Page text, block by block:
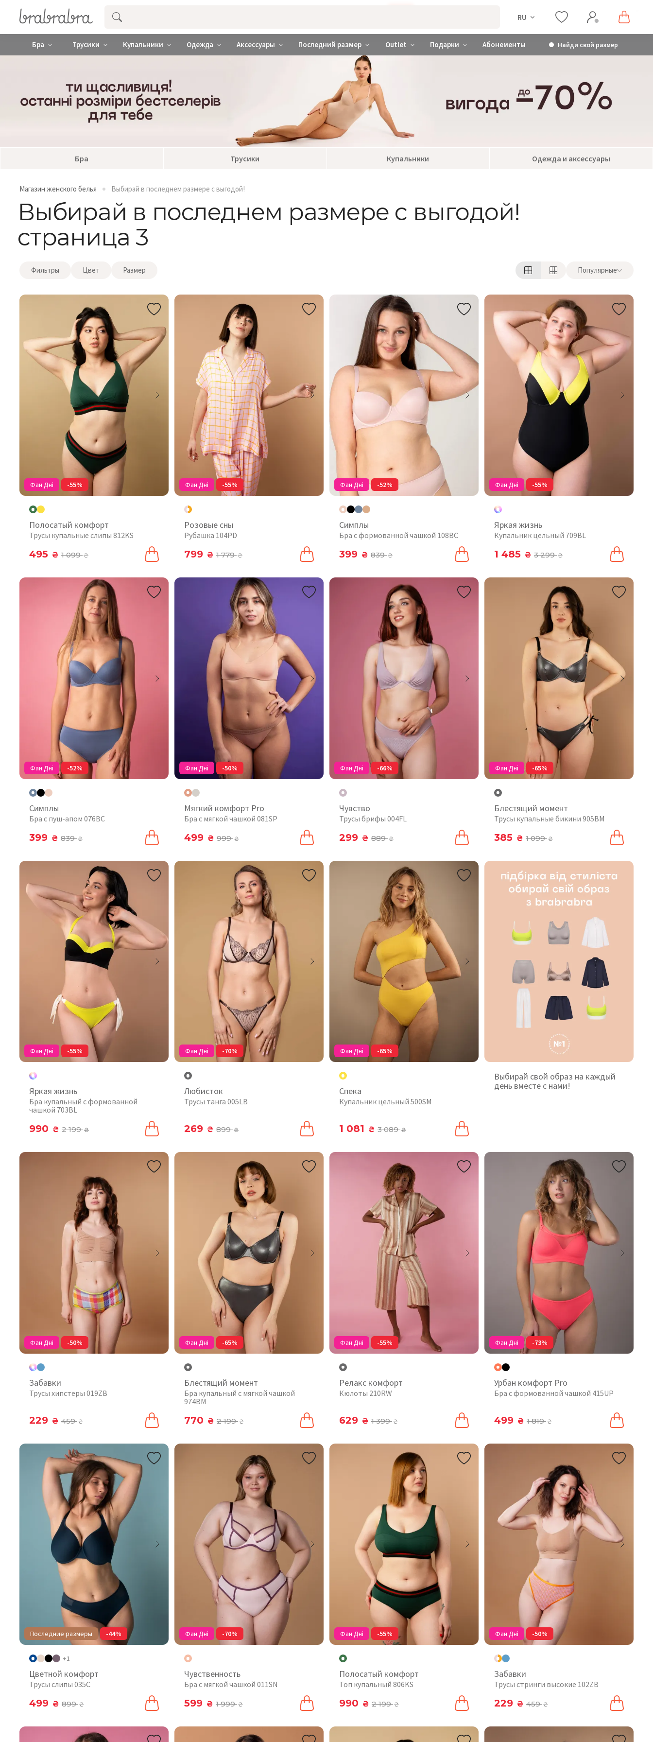
Купить нижнее женское белье ❤️ brabrabra ❤️ Киев и Украина RU
Бра Трусики Купальники Одежда Аксессуары Последний размер Outlet Подарки Абонементы Найди свой размер
Бра Трусики Купальники Одежда и аксессуары
Магазин женского белья Выбирай в последнем размере с выгодой!
Выбирай в последнем размере с выгодой!
страница 3
Фильтры Цвет Размер Популярные
Фан Дні -55%
Полосатый комфорт
Трусы купальные слипы 812KS
495 ₴ 1 099₴
Фан Дні -55%
Розовые сны
Рубашка 104PD
799 ₴ 1 779₴
Фан Дні -52%
Симплы
Бра с формованной чашкой 108BC
399 ₴ 839₴
Фан Дні -55%
Яркая жизнь
Купальник цельный 709BL
1 485 ₴ 3 299₴
Фан Дні -52%
Симплы
Бра с пуш-апом 076BC
399 ₴ 839₴
Фан Дні -50%
Мягкий комфорт Pro
Бра с мягкой чашкой 081SP
499 ₴ 999₴
Фан Дні -66%
Чувство
Трусы брифы 004FL
299 ₴ 889₴
Фан Дні -65%
Блестящий момент
Трусы купальные бикини 905BM
385 ₴ 1 099₴
Фан Дні -55%
Яркая жизнь
Бра купальный с формованной
чашкой 703BL
990 ₴ 2 199₴
Фан Дні -70%
Любисток
Трусы танга 005LB
269 ₴ 899₴
Фан Дні -65%
Спека
Купальник цельный 500SM
1 081 ₴ 3 089₴
Выбирай свой образ на каждый
день вместе с нами!
Фан Дні -50%
Забавки
Трусы хипстеры 019ZB
229 ₴ 459₴
Фан Дні -65%
Блестящий момент
Бра купальный с мягкой чашкой
974BM
770 ₴ 2 199₴
Фан Дні -55%
Релакс комфорт
Кюлоты 210RW
629 ₴ 1 399₴
Фан Дні -73%
Урбан комфорт Pro
Бра с формованной чашкой 415UP
499 ₴ 1 819₴
Последние размеры -44%
+1
Цветной комфорт
Трусы слипы 035C
499 ₴ 899₴
Фан Дні -70%
Чувственность
Бра с мягкой чашкой 011SN
599 ₴ 1 999₴
Фан Дні -55%
Полосатый комфорт
Топ купальный 806KS
990 ₴ 2 199₴
Фан Дні -50%
Забавки
Трусы стринги высокие 102ZB
229 ₴ 459₴